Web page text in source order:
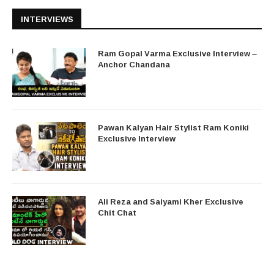
INTERVIEWS
Ram Gopal Varma Exclusive Interview –
Anchor Chandana
Pawan Kalyan Hair Stylist Ram Koniki
Exclusive Interview
Ali Reza and Saiyami Kher Exclusive
Chit Chat